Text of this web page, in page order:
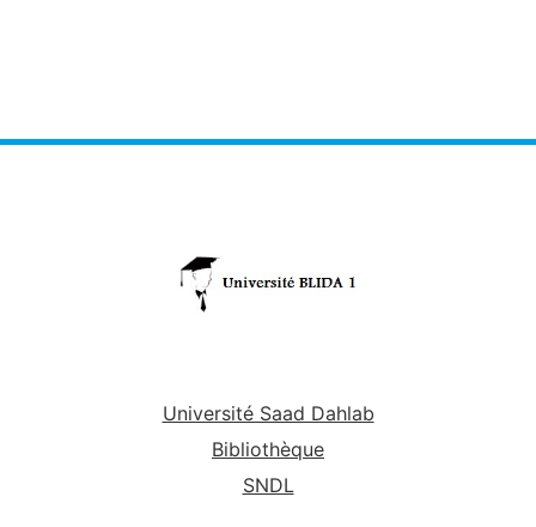
Université Saad Dahlab
Bibliothèque
SNDL